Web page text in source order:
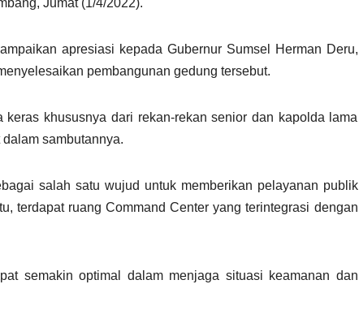
apresiasi kepada Gubernur Sumsel Herman Deru,
pembangunan gedung tersebut.
khususnya dari rekan-rekan senior dan kapolda lama
sambutannya.
salah satu wujud untuk memberikan pelayanan publik
terdapat ruang Command Center yang terintegrasi dengan
semakin optimal dalam menjaga situasi keamanan dan